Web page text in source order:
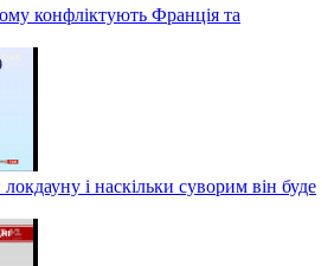
конфліктують Франція та
і наскільки суворим він буде